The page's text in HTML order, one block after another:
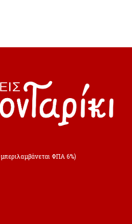
ΦΠΑ 6%)